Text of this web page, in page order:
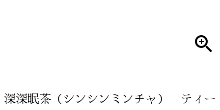
深深眠茶（シンシンミンチャ） ティー